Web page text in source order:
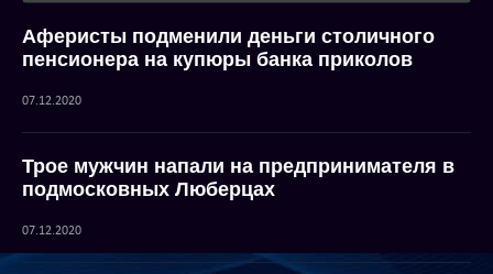
Аферисты подменили деньги столичного
пенсионера на купюры банка приколов
07.12.2020
Трое мужчин напали на предпринимателя в
подмосковных Люберцах
07.12.2020